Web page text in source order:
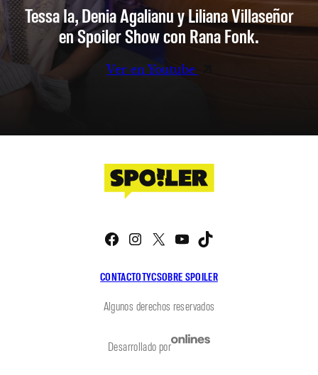
Tessa Ia, Denia Agalianu y Liliana Villaseñor
en Spoiler Show con Rana Fonk.
Ver en Youtube
CONTACTOTYCSOBRE SPOILER
Facebook
Instagram
X YouTube
Algunos derechos reservados
Desarrollado por